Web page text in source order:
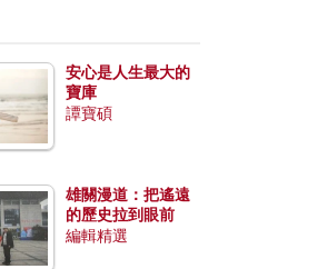
安心是人生最大的
寶庫
譚寶碩
雄關漫道：把遙遠
的歷史拉到眼前
編輯精選